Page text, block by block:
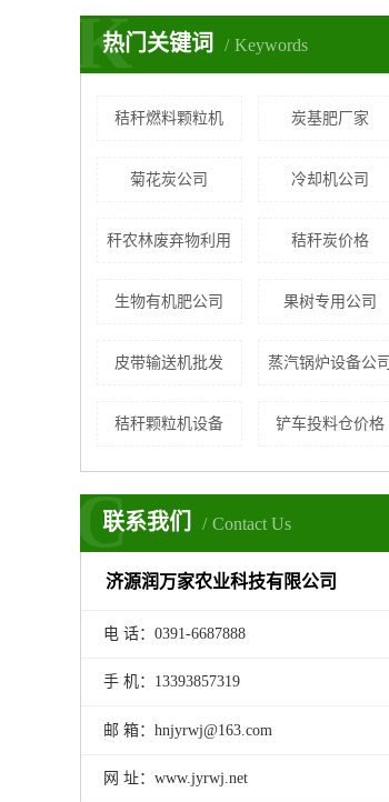
热门关键词 Keywords
K
秸秆燃料颗粒机 炭基肥厂家
菊花炭公司 冷却机公司
秆农林废弃物利用 秸秆炭价格
生物有机肥公司 果树专用公司
皮带输送机批发 蒸汽锅炉设备公司
秸秆颗粒机设备 铲车投料仓价格
联系我们 Contact Us
C
济源润万家农业科技有限公司
电 话：0391-6687888
手 机：13393857319
邮 箱：hnjyrwj@163.com
网 址：www.jyrwj.net